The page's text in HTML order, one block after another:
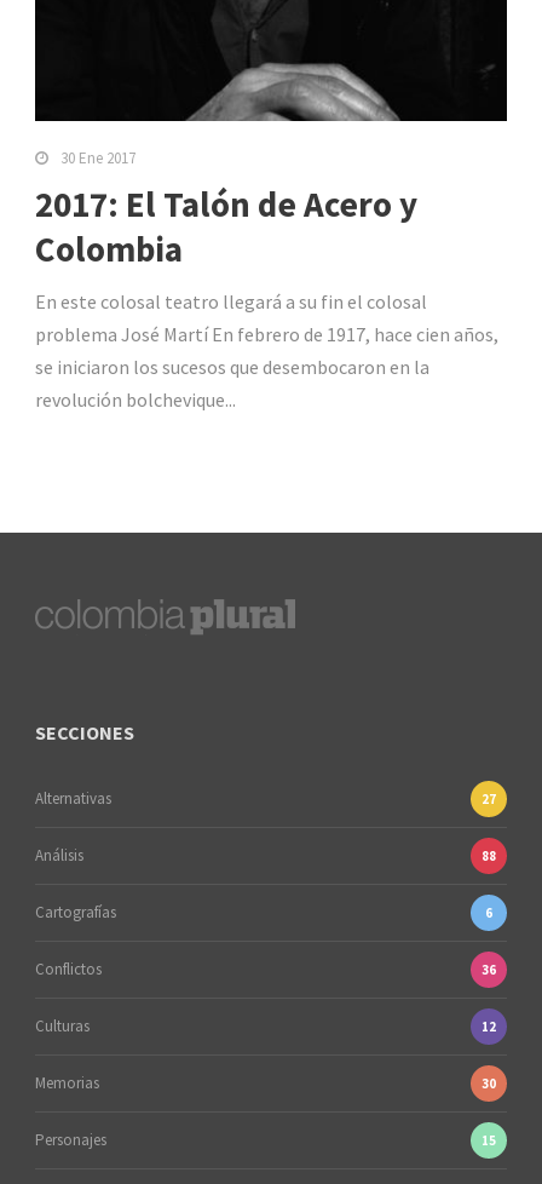
30 Ene 2017
2017: El Talón de Acero y
Colombia
En este colosal teatro llegará a su fin el colosal
problema José Martí En febrero de 1917, hace cien años,
se iniciaron los sucesos que desembocaron en la
revolución bolchevique...
SECCIONES
Alternativas 27
Análisis 88
Cartografías 6
Conflictos 36
Culturas 12
Memorias 30
Personajes 15